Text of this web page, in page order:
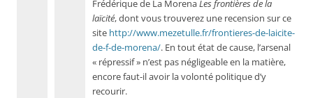
Frédérique de La MorenaLes frontières de la
laïcité, dont vous trouverez une recension sur ce
site http://www.mezetulle.fr/frontieres-de-laicite-
de-f-de-morena/. En tout état de cause, l’arsenal
« répressif » n’est pas négligeable en la matière,
encore faut-il avoir la volonté politique d’y
recourir.